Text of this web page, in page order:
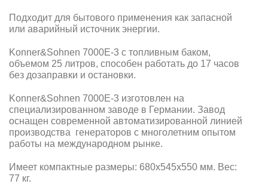
Подходит для бытового применения как запасной
или аварийный источник энергии.
Konner&Sohnen 7000E-3 с топливным баком,
объемом 25 литров, способен работать до 17 часов
без дозаправки и остановки.
Konner&Sohnen 7000E-3 изготовлен на
специализированном заводе в Германии. Завод
оснащен современной автоматизированной линией
производства генераторов с многолетним опытом
работы на международном рынке.
Имеет компактные размеры: 680х545х550 мм. Вес:
77 кг.